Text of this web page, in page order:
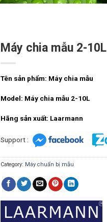
Máy chia mẫu 2-10L
Tên sản phẩm: Máy chia mẫu
Model: Máy chia mẫu 2-10L
Hãng sản xuất: Laarmann
Support :
Category: Máy chuẩn bị mẫu